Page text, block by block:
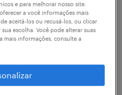
por mês
2026
e para melhorar nosso site.
a você informações mais
aceitá-los ou recusá-los, ou clicar
escolha. Você pode alterar suas
mais informações, consulte a